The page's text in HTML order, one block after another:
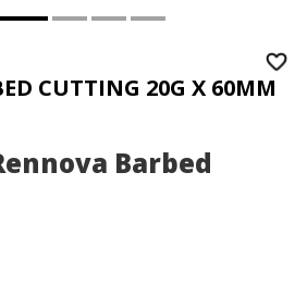
CUTTING 20G X 60MM
Barbed
60MM x 105MM